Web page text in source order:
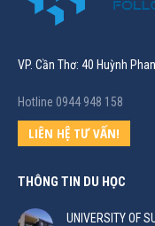
VP. Cần Thơ: 40 Huỳnh
Hotline 0944 948 158
LIÊN HỆ TƯ VẤN!
THÔNG TIN DU HỌC
UNIVERSITY OF